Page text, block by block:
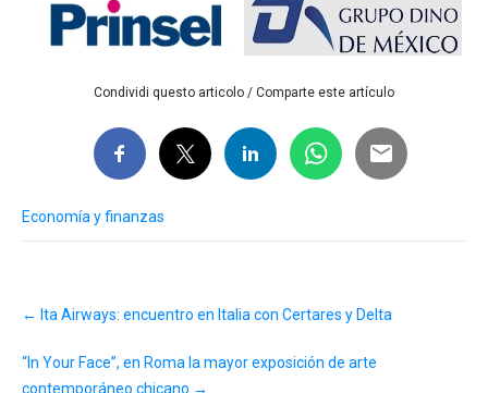
Condividi questo articolo / Comparte este artículo
Economía y finanzas
navigation
← Ita Airways: encuentro en Italia con Certares y Delta
“In Your Face”, en Roma la mayor exposición de arte
contemporáneo chicano →